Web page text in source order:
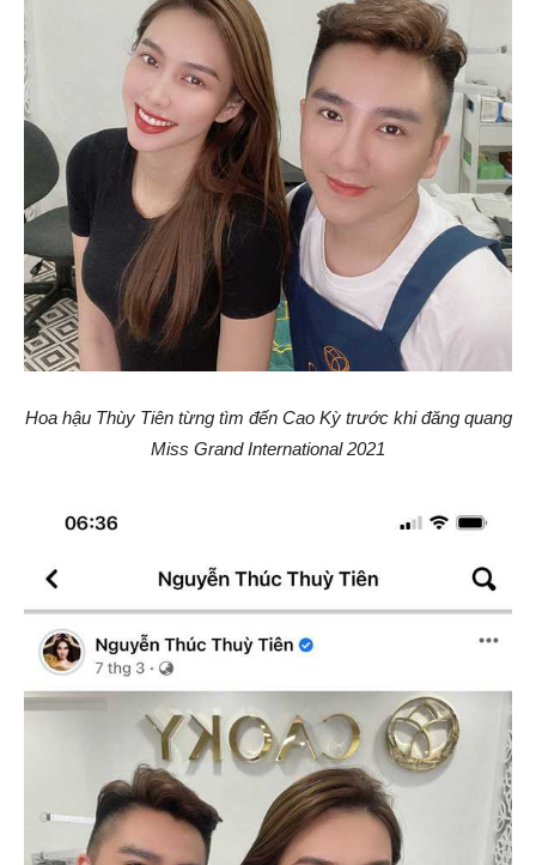
Hoa hậu Thùy Tiên từng tìm đến Cao Kỳ trước khi đăng quang
Miss Grand International 2021